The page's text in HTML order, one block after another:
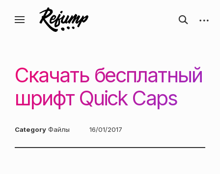
содержанию
Искусство, дизайн, вдохновение —
ReJump.ru
Блог о творчестве
открыть
форму
Скачать бесплатный
шрифт Quick Caps
Category Файлы
Posted
16/01/2017